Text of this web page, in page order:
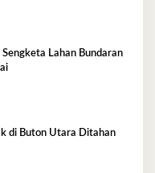
Lahan Bundaran
di Buton Utara Ditahan